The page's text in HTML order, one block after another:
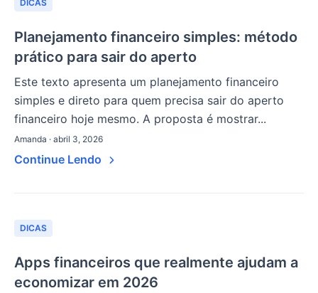
DICAS
Planejamento financeiro simples: método
prático para sair do aperto
Este texto apresenta um planejamento financeiro
simples e direto para quem precisa sair do aperto
financeiro hoje mesmo. A proposta é mostrar...
Amanda · abril 3, 2026
Continue Lendo
DICAS
Apps financeiros que realmente ajudam a
economizar em 2026